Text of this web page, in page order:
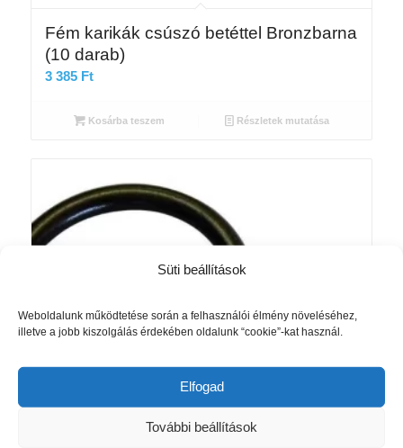
Süti beállítások
Weboldalunk működtetése során a felhasználói élmény növeléséhez,
illetve a jobb kiszolgálás érdekében oldalunk “cookie”-kat használ.
Elfogad
További beállítások
Fém karikák csúszó betéttel Bronzbarna
(10 darab)
3 385 Ft
Kosárba teszem Részletek mutatása